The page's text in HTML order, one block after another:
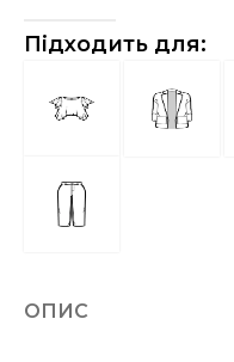
Підходить для:
ОПИС